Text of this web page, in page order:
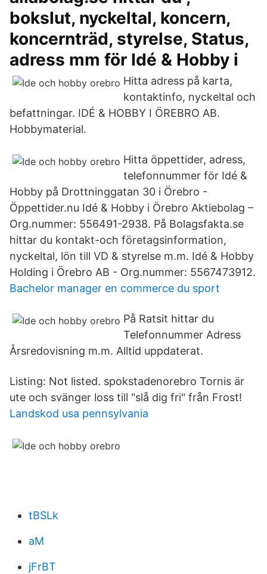
bokslut, nyckeltal, koncern,
koncernträd, styrelse, Status,
adress mm för Idé & Hobby i
Hitta adress på karta,
kontaktinfo, nyckeltal och
befattningar. IDÉ & HOBBY I ÖREBRO AB.
Hobbymaterial.
Hitta öppettider, adress,
telefonnummer för Idé &
Hobby på Drottninggatan 30 i Örebro -
Öppettider.nu Idé & Hobby i Örebro Aktiebolag –
Org.nummer: 556491-2938. På Bolagsfakta.se
hittar du kontakt-och företagsinformation,
nyckeltal, lön till VD & styrelse m.m. Idé & Hobby
Holding i Örebro AB - Org.nummer: 5567473912.
Bachelor manager en commerce du sport
På Ratsit hittar du
Telefonnummer Adress
Årsredovisning m.m. Alltid uppdaterat.
Listing: Not listed. spokstadenorebro Tornis är
ute och svänger loss till "slå dig fri" från Frost!
Landskod usa pennsylvania
tBSLk
aM
jFrBT